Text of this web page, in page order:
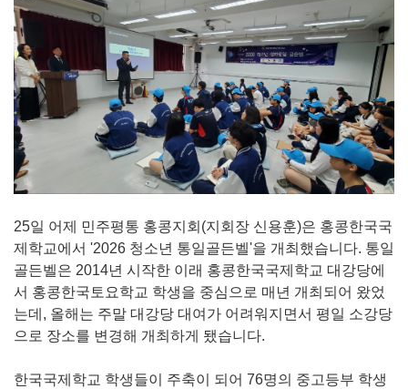
25일 어제 민주평통 홍콩지회(지회장 신용훈)은 홍콩한국국
제학교에서 '2026 청소년 통일골든벨'을 개최했습니다. 통일
골든벨은 2014년 시작한 이래 홍콩한국국제학교 대강당에
서 홍콩한국토요학교 학생을 중심으로 매년 개최되어 왔었
는데, 올해는 주말 대강당 대여가 어려워지면서 평일 소강당
으로 장소를 변경해 개최하게 됐습니다.
한국국제학교 학생들이 주축이 되어 76명의 중고등부 학생